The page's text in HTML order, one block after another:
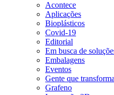
Acontece
Aplicações
Bioplásticos
Covid-19
Editorial
Em busca de
Embalagens
Eventos
Gente que transforma
Grafeno